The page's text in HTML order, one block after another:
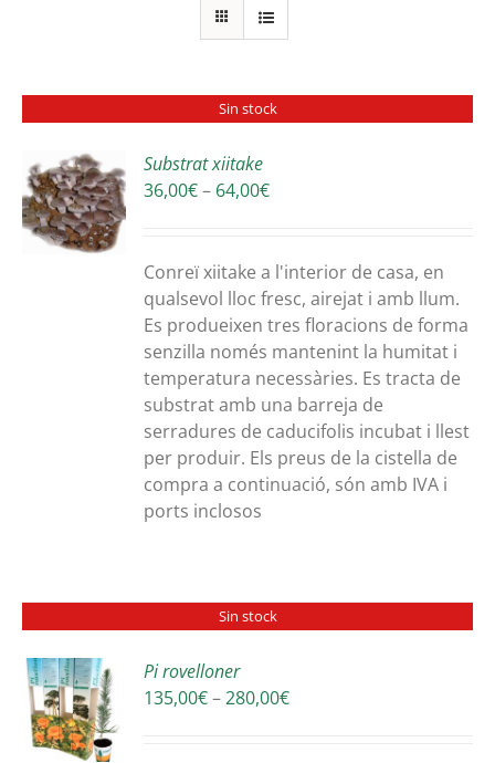
Sin stock
Substrat xiitake
36,00€– 64,00€Interval
36,00€
a
64,00€
Conreï xiitake a l'interior de casa, en
qualsevol lloc fresc, airejat i amb llum.
Es produeixen tres floracions de forma
senzilla només mantenint la humitat i
temperatura necessàries. Es tracta de
substrat amb una barreja de
serradures de caducifolis incubat i llest
per produir. Els preus de la cistella de
compra a continuació, són amb IVA i
ports inclosos
Sin stock
Pi rovelloner
135,00€–280,00€Interval